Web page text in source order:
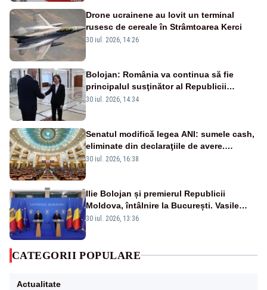
Drone ucrainene au lovit un terminal
rusesc de cereale în Strâmtoarea Kerci
30 iul. 2026, 14:26
Bolojan: România va continua să fie
principalul susţinător al Republicii
Moldova la nivelul Uniunii Europene
30 iul. 2026, 14:34
Senatul modifică legea ANI: sumele cash,
eliminate din declaraţiile de avere.
Amendament cu impact posibil asupra lui
30 iul. 2026, 16:38
Ilie Bolojan și premierul Republicii
Moldova, întâlnire la București. Vasile
Tofan, primit cu onoruri militare
30 iul. 2026, 13:36
CATEGORII POPULARE
Actualitate